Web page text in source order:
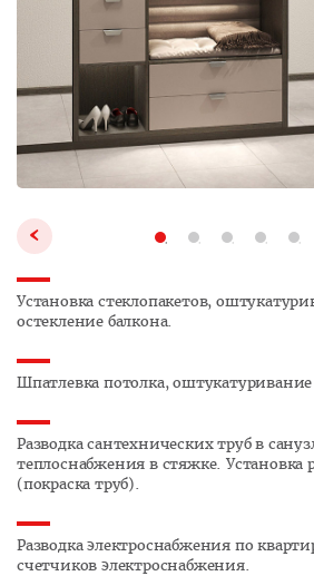
Установка стеклопакетов,
остекление балкона.
Шпатлевка потолка,
Разводка сантехнических труб в
теплоснабжения в стяжке. Установка
(покраска труб).
Разводка электроснабжения по
счетчиков электроснабжения.